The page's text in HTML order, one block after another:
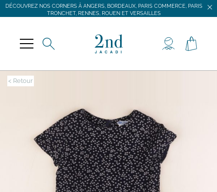
DÉCOUVREZ NOS CORNERS À ANGERS, BORDEAUX, PARIS COMMERCE, PARIS
TRONCHET, RENNES, ROUEN ET VERSAILLES
DÉCOUVREZ NOS CORNERS À ANGERS, BORDEAUX, PARIS COMMERCE, PARIS
TRONCHET, RENNES, ROUEN ET VERSAILLES
< Retour